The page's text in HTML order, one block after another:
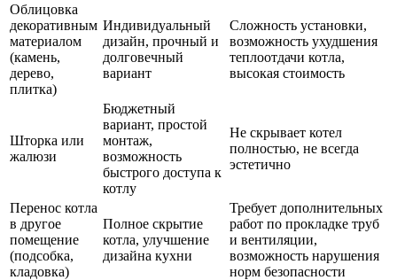
Облицовка
декоративным
материалом
(камень,
дерево,
плитка)
Индивидуальный
дизайн, прочный и
долговечный
вариант
Сложность установки,
возможность ухудшения
теплоотдачи котла,
высокая стоимость
Шторка или
жалюзи
Бюджетный
вариант, простой
монтаж,
возможность
быстрого доступа к
котлу
Не скрывает котел
полностью, не всегда
эстетично
Перенос котла
в другое
помещение
(подсобка,
кладовка)
Полное скрытие
котла, улучшение
дизайна кухни
Требует дополнительных
работ по прокладке труб
и вентиляции,
возможность нарушения
норм безопасности